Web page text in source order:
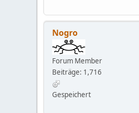
Nogro
Forum Member
Beiträge: 1,716
Gespeichert